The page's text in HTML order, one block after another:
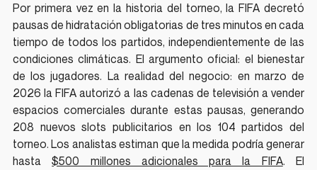
Por primera vez en la historia del torneo, la FIFA decretó
pausas de hidratación obligatorias de tres minutos en cada
tiempo de todos los partidos, independientemente de las
condiciones climáticas. El argumento oficial: el bienestar
de los jugadores. La realidad del negocio: en marzo de
2026 la FIFA autorizó a las cadenas de televisión a vender
espacios comerciales durante estas pausas, generando
208 nuevos slots publicitarios en los 104 partidos del
torneo. Los analistas estiman que la medida podría generar
hasta $500 millones adicionales para la FIFA. El